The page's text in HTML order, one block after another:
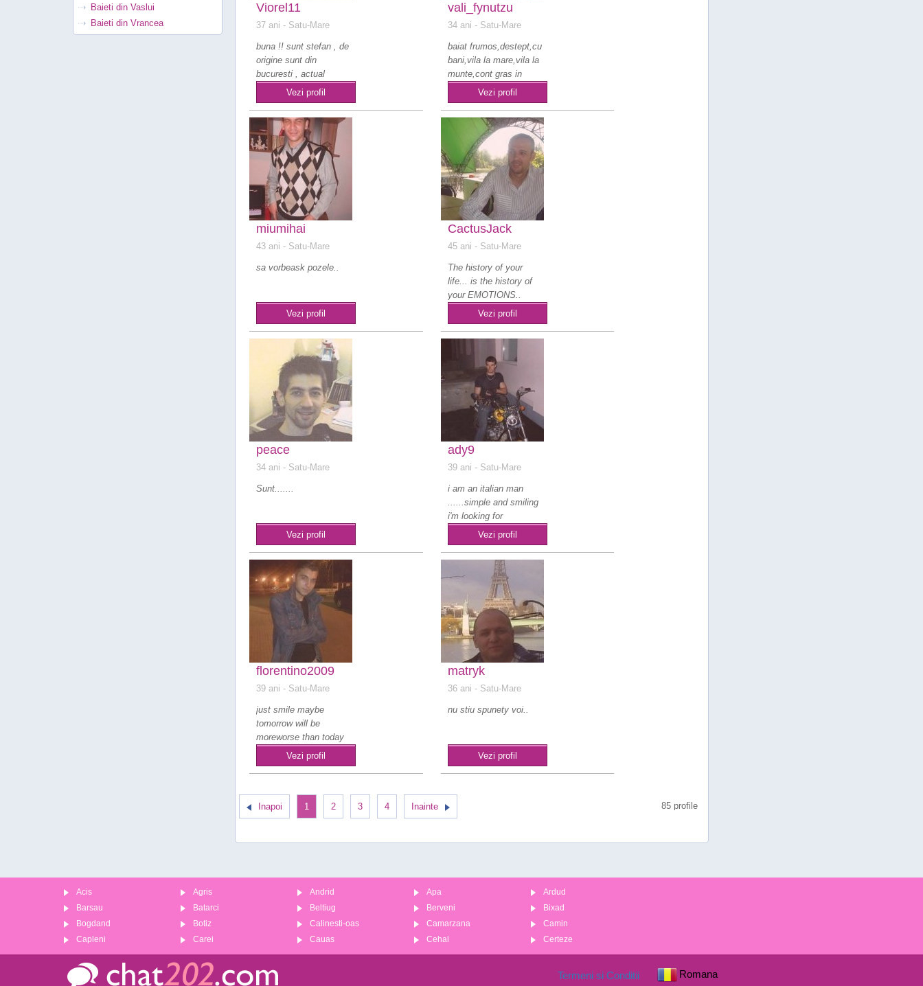
Baieti din Vaslui
Baieti din Vrancea
Viorel11
37 ani - Satu-Mare
buna !! sunt stefan , de
origine sunt din
bucuresti , actual
stabilit in germani..
Vezi profil
vali_fynutzu
34 ani - Satu-Mare
baiat frumos,destept,cu
bani,vila la mare,vila la
munte,cont gras in
banca vand ..Vezi profil
miumihai
43 ani - Satu-Mare
sa vorbeask pozele..
Vezi profil
CactusJack
45 ani - Satu-Mare
The history of your
life... is the history of
your EMOTIONS..
Vezi profil
peace
34 ani - Satu-Mare
Sunt.......
Vezi profil
ady9
39 ani - Satu-Mare
i am an italian man
......simple and smiling
i'm looking for
something special i..
Vezi profil
florentino2009
39 ani - Satu-Mare
just smile maybe
tomorrow will be
moreworse than today
???????? just live the
li..
Vezi profil
matryk
36 ani - Satu-Mare
nu stiu spunety voi..
Vezi profil
Inapoi 1 2 3 4 Inainte 85 profile
Acis Agris Andrid Apa
Ardud
Barsau
Batarci Beltiug Berveni
Bixad
Bogdand
Botiz Calinesti-oas Camarzana
Camin
Capleni
Carei Cauas Cehal Certeze
Romana
Termeni si Conditii